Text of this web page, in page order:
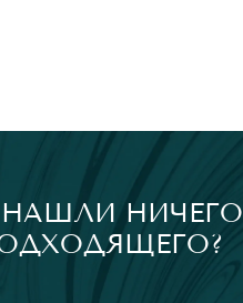
НАШЛИ НИЧЕГО